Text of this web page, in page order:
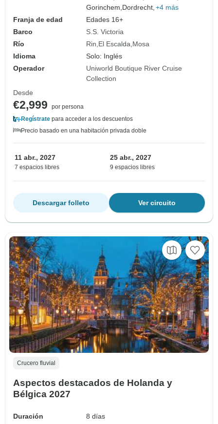
Gorinchem,Dordrecht, +4 más
Franja de edad
Edades 16+
Barco
S.S. Victoria
Río
Rin El Escalda Mosa
Idioma
Solo: Inglés
Operador
Uniworld Boutique River Cruise
Collection
Desde
€2,999
por persona
Regístrate para acceder a los descuentos
Precio basado en una habitación privada doble
11 abr., 2027
7 espacios libres
25 abr., 2027
9 espacios libres
Ver circuito
Descargar folleto
Crucero fluvial
Aspectos destacados de Holanda y
Bélgica 2027
Duración
8 días